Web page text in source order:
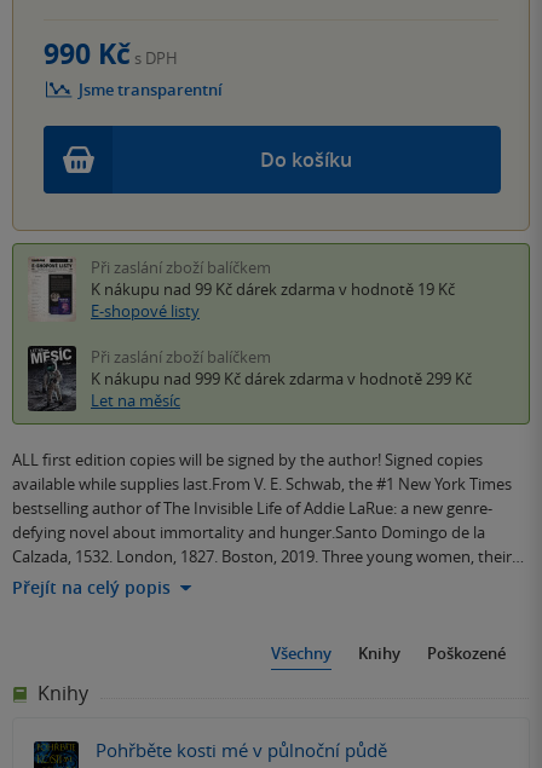
Do košíku
990 Kč s DPH
Jsme transparentní
Při zaslání zboží balíčkem
K nákupu nad 99 Kč dárek zdarma v hodnotě 19 Kč
E-shopové listy
Při zaslání zboží balíčkem
K nákupu nad 999 Kč dárek zdarma v hodnotě 299 Kč
Let na měsíc
ALL first edition copies will be signed by the author! Signed copies
available while supplies last.From V. E. Schwab, the #1 New York Times
bestselling author of The Invisible Life of Addie LaRue: a new genre-
defying novel about immortality and hunger.Santo Domingo de la
Calzada, 1532. London, 1827. Boston, 2019. Three young women, their…
Přejít na celý popis
Všechny Knihy Poškozené
Knihy
Pohřběte kosti mé v půlnoční půdě